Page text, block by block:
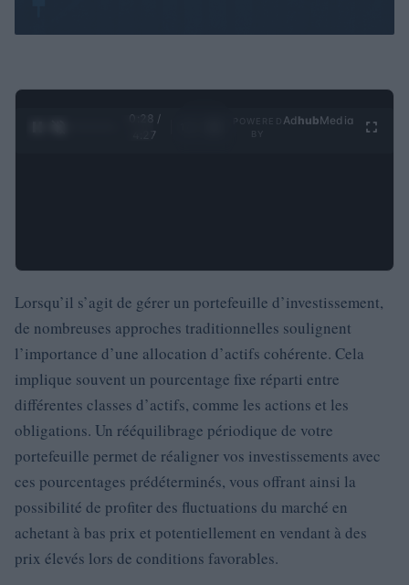
0:29 /
4:27
Ad hubMedia
Lorsqu’il s’agit de gérer un portefeuille d’investissement,
de nombreuses approches traditionnelles soulignent
l’importance d’une allocation d’actifs cohérente. Cela
implique souvent un pourcentage fixe réparti entre
différentes classes d’actifs, comme les actions et les
obligations. Un rééquilibrage périodique de votre
portefeuille permet de réaligner vos investissements avec
ces pourcentages prédéterminés, vous offrant ainsi la
possibilité de profiter des fluctuations du marché en
achetant à bas prix et potentiellement en vendant à des
prix élevés lors de conditions favorables.